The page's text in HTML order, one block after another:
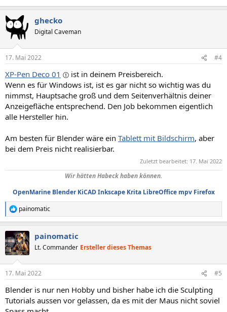
ghecko
Digital Caveman
17. Mai 2022 #4
XP-Pen Deco 01
ist in deinem Preisbereich.
Wenn es für Windows ist, ist es gar nicht so wichtig was du
nimmst, Hauptsache groß und dem Seitenverhältnis deiner
Anzeigefläche entsprechend. Den Job bekommen eigentlich
alle Hersteller hin.
Am besten für Blender wäre ein Tablett mit Bildschirm, aber
bei dem Preis nicht realisierbar.
Zuletzt bearbeitet: 17. Mai 2022
Wir hätten Habeck haben können.
OpenMarine Blender KiCAD Inkscape Krita LibreOffice mpv Firefox
R
e
k
t
i
e
:
painomatic
painomatic
Lt. Commander Ersteller dieses Themas
17. Mai 2022 #5
Blender is nur nen Hobby und bisher habe ich die Sculpting
Tutorials aussen vor gelassen, da es mit der Maus nicht soviel